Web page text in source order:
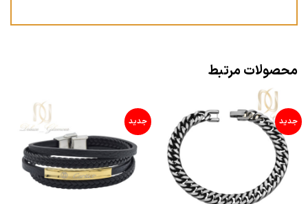
محصولات مرتبط
جدید جدید